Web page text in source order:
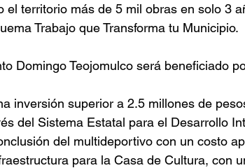
el territorio más de 5 mil obras en solo 3
Trabajo que Transforma tu Municipio.
Domingo Teojomulco será beneficiado
inversión superior a 2.5 millones de
del Sistema Estatal para el Desarrollo
del multideportivo con un costo
para la Casa de Cultura, con